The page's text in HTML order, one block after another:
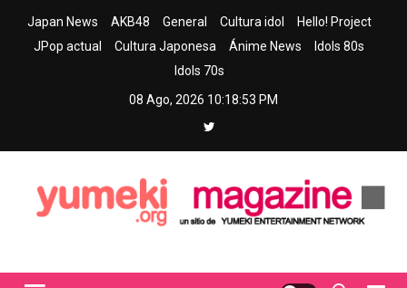
Japan News AKB48 General Cultura idol
Hello! Project
JPop actual
Cultura Japonesa Ánime News
Idols 80s
Idols 70s
08 Ago, 2026 10:18:54 PM